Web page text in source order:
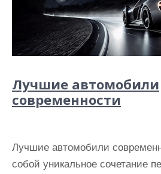
Лучшие автомобили
современности
Лучшие автомобили
собой уникальное сочетание